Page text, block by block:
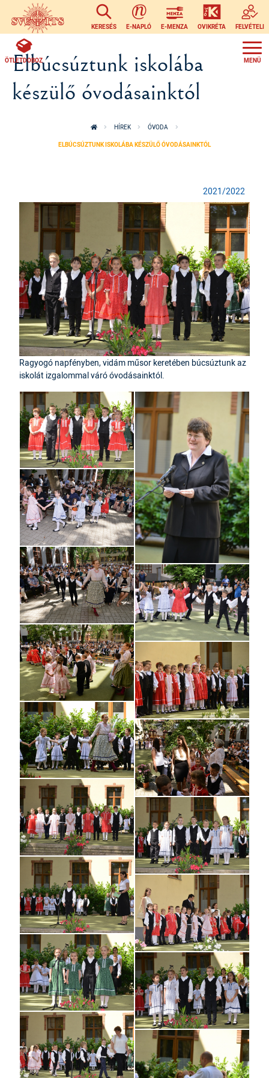
Ugrás a tartalomra
KERESÉS E-NAPLÓ E-MENZA OVIKRÉTA FELVÉTELI
ÖTLETDOBOZ
Elbúcsúztunk iskolába
készülő óvodásainktól
HÍREK ÓVODA
ELBÚCSÚZTUNK ISKOLÁBA KÉSZÜLŐ ÓVODÁSAINKTÓL
2021/2022
Ragyogó napfényben, vidám műsor keretében búcsúztunk az
iskolát izgalommal váró óvodásainktól.